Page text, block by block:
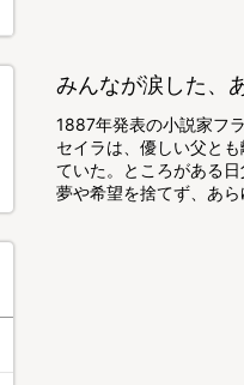
みんなが涙した、
1887年発表の小説家フ
セイラは、優しい父と
ていた。ところがある
夢や希望を捨てず、あ